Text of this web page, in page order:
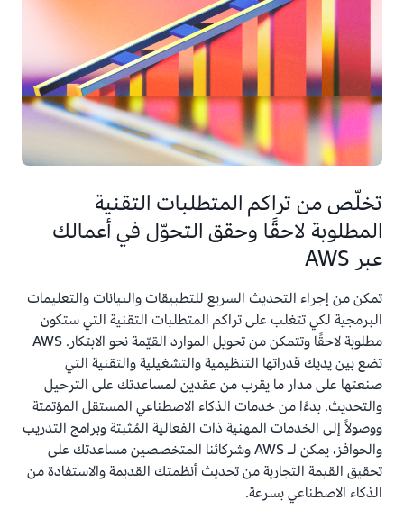
تخلّص من تراكم المتطلبات التقنية
المطلوبة لاحقًا وحقق التحوّل في أعمالك
عبر AWS
تمكن من إجراء التحديث السريع للتطبيقات والبيانات والتعليمات
البرمجية لكي تتغلب على تراكم المتطلبات التقنية التي ستكون
مطلوبة لاحقًا وتتمكن من تحويل الموارد القيّمة نحو الابتكار. AWS
تضع بين يديك قدراتها التنظيمية والتشغيلية والتقنية التي
صنعتها على مدار ما يقرب من عقدين لمساعدتك على الترحيل
والتحديث. بدءًا من خدمات الذكاء الاصطناعي المستقل المؤتمتة
ووصولاً إلى الخدمات المهنية ذات الفعالية المُثبتة وبرامج التدريب
والحوافز، يمكن لـ AWS وشركائنا المتخصصين مساعدتك على
تحقيق القيمة التجارية من تحديث أنظمتك القديمة والاستفادة من
الذكاء الاصطناعي بسرعة.